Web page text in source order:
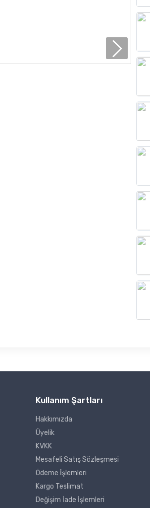
Kullanım Şartları
Hakkımızda
Üyelik
KVKK
Mesafeli Satış Sözleşmesi
Ödeme İşlemleri
Kargo Teslimat
Değişim İade İşlemleri